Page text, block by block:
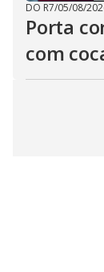
DO R7/05/08/
Porta
com